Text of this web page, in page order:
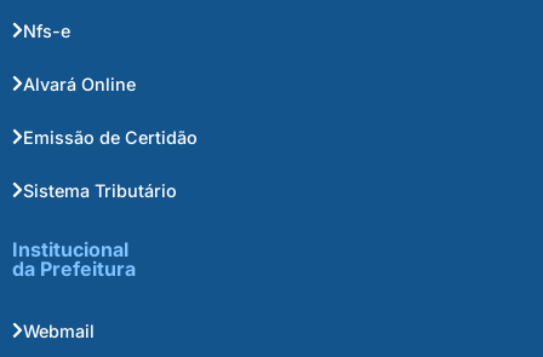
Nfs-e
Alvará Online
Emissão de Certidão
Sistema Tributário
Institucional
da Prefeitura
Webmail